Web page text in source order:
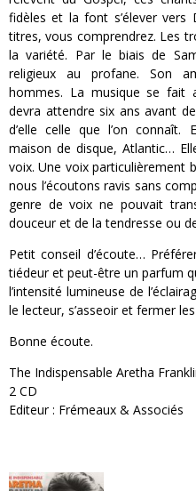
fidèles et la font s’élever vers
titres, vous comprendrez. Les
la variété. Par le biais de
religieux au profane. Son
hommes. La musique se fait
devra attendre six ans avant
d’elle celle que l’on
maison de disque, Atlantic…
voix. Une voix particulièrement
nous l’écoutons ravis sans
genre de voix ne pouvait
douceur et de la tendresse ou
Petit conseil d’écoute…
tiédeur et peut-être un parfum
l’intensité lumineuse de
le lecteur, s’asseoir et fermer
Bonne écoute.
The Indispensable Aretha
2 CD
Editeur : Frémeaux & Associés